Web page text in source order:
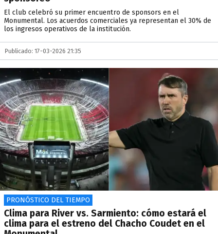
El club celebró su primer encuentro de sponsors en el
Monumental. Los acuerdos comerciales ya representan el 30% de
los ingresos operativos de la institución.
Publicado: 17-03-2026 21:35
PRONÓSTICO DEL TIEMPO
Clima para River vs. Sarmiento: cómo estará el
clima para el estreno del Chacho Coudet en el